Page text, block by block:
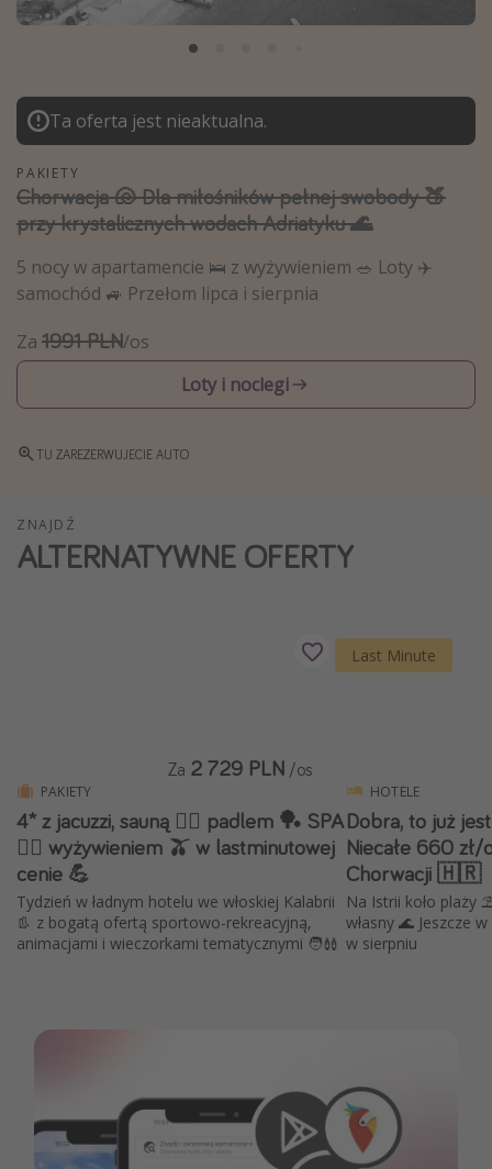
Albania
Polska
Malediwy
Azja Południowo-Wschodnia
Tajlandia
Wszystkie kierunki
Rodzaj wyjazdu
Wakacje Last Minute
Wakacje All Inclusive
Wakacje do 1000 PLN
Wakacje z dziećmi
Weekend dla dwojga
City Break
Więcej tematów
Newsy, ciekawostki, porady podróżnicze
Najlepsze aplikacje podróżnicze
Kalendarz podróży
Ta oferta jest nieaktualna.
PAKIETY
Chorwacja 🐚 Dla miłośników pełnej swobody 🍑
przy krystalicznych wodach Adriatyku 🌊
5 nocy w apartamencie 🛌 z wyżywieniem 🥗 Loty ✈️
samochód 🚙 Przełom lipca i sierpnia
Za 1991 PLN/os
Loty i noclegi
TU ZAREZERWUJECIE AUTO
ZNAJDŹ
ALTERNATYWNE OFERTY
PAKIETY
4* z jacuzzi, sauną 🧖‍♀️ padlem 🏓 SPA
💆‍♀️ wyżywieniem 🫒 w lastminutowej
cenie 💪
Tydzień w ładnym hotelu we włoskiej Kalabrii
👢 z bogatą ofertą sportowo-rekreacyjną,
animacjami i wieczorkami tematycznymi 🧑‍🩰
Za 2 729 PLN /os
Last Minute
HOTELE
Dobra, to już
Niecałe 660
Chorwacji 🇭🇷
Na Istrii koło
własny 🌊 Jeszcze
w sierpniu